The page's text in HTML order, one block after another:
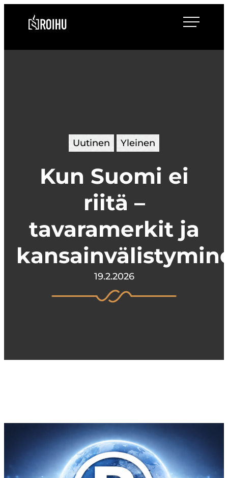
suoraanRoihulaw
Uutinen Yleinen
Kun Suomi ei
riitä –
tavaramerkit ja
19.2.2026